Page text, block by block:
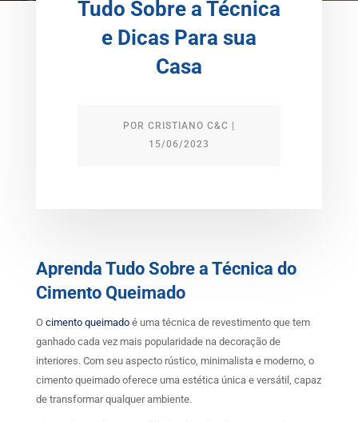
Tudo Sobre a Técnica
e Dicas Para sua
Casa
POR CRISTIANO C&C
15/06/2023
Aprenda Tudo Sobre a Técnica do
Cimento Queimado
O cimento queimadoé uma técnica de revestimento que tem
ganhado cada vez mais popularidade na decoração de
interiores. Com seu aspecto rústico, minimalista e moderno, o
cimento queimado oferece uma estética única e versátil, capaz
de transformar qualquer ambiente.